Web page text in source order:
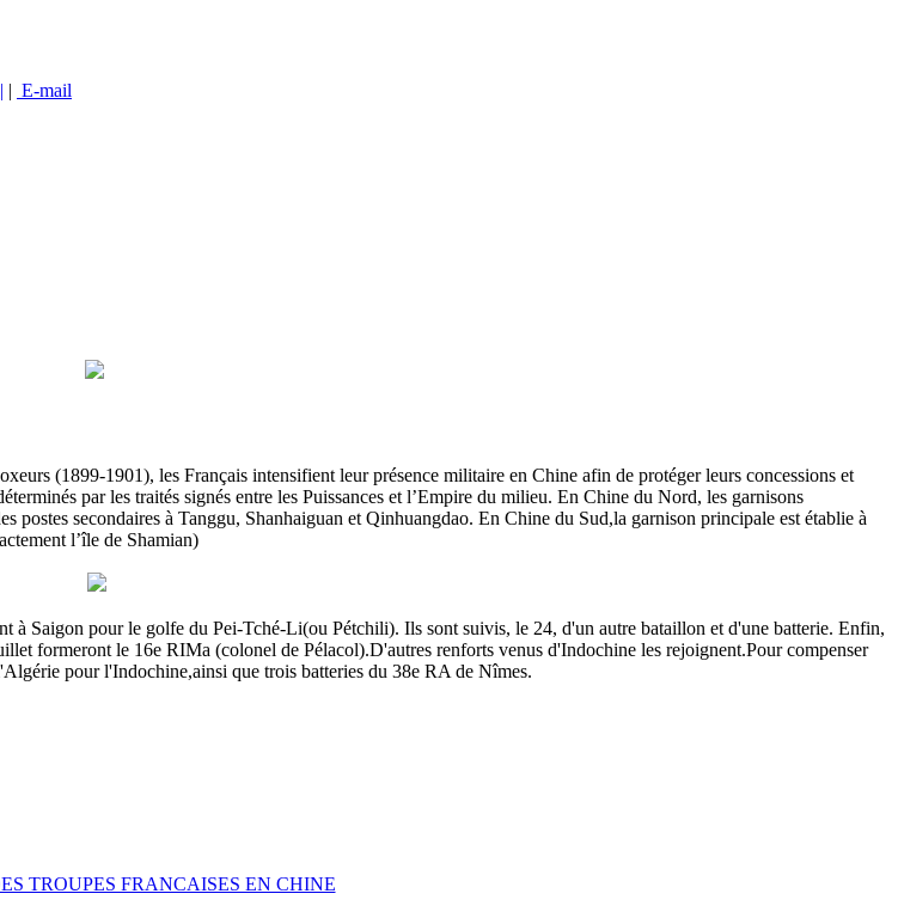
| E-mail
(1899-1901), les Français intensifient leur présence militaire en Chine afin de protéger leurs concessions et
par les traités signés entre les Puissances et l’Empire du milieu. En Chine du Nord, les garnisons
postes secondaires à Tanggu, Shanhaiguan et Qinhuangdao. En Chine du Sud,la garnison principale est établie à
l’île de Shamian)
à Saigon pour le golfe du Pei-Tché-Li(ou Pétchili). Ils sont suivis, le 24, d'un autre bataillon et d'une batterie. Enfin,
formeront le 16e RIMa (colonel de Pélacol).D'autres renforts venus d'Indochine les rejoignent.Pour compenser
pour l'Indochine,ainsi que trois batteries du 38e RA de Nîmes.
TROUPES FRANCAISES EN CHINE